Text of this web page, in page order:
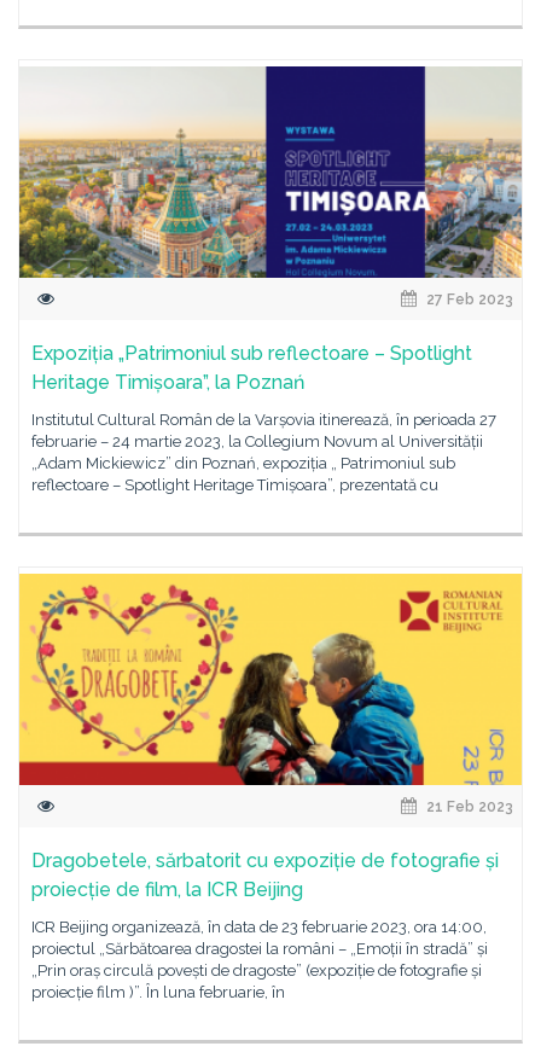
27 Feb 2023
Expoziția „Patrimoniul sub reflectoare – Spotlight
Heritage Timișoara”, la Poznań
Institutul Cultural Român de la Varșovia itinerează, în perioada 27
februarie – 24 martie 2023, la Collegium Novum al Universității
„Adam Mickiewicz” din Poznań, expoziția „ Patrimoniul sub
reflectoare – Spotlight Heritage Timișoara”, prezentată cu
21 Feb 2023
Dragobetele, sărbatorit cu expoziție de fotografie și
proiecție de film, la ICR Beijing
ICR Beijing organizează, în data de 23 februarie 2023, ora 14:00,
proiectul „Sărbătoarea dragostei la români – „Emoții în stradă” și
„Prin oraș circulă povești de dragoste” (expoziție de fotografie și
proiecție film )”. În luna februarie, în